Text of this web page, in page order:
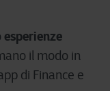
esperienze
il modo in
di Finance e